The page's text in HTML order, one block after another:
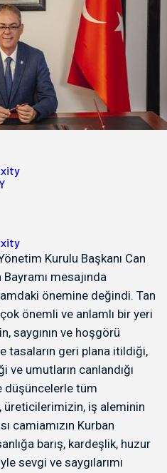
Kurulu Başkanı Can
Bayramı mesajında
önemine değindi. Tan
önemli ve anlamlı bir yeri
saygının ve hoşgörü
tasaların geri plana itildiği,
umutların canlandığı
düşüncelerle tüm
üreticilerimizin, iş aleminin
camiamızın Kurban
barış, kardeşlik, huzur
sevgi ve saygılarımı